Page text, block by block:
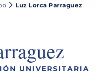
Luz Lorca Parraguez
UNIVERSITARIA